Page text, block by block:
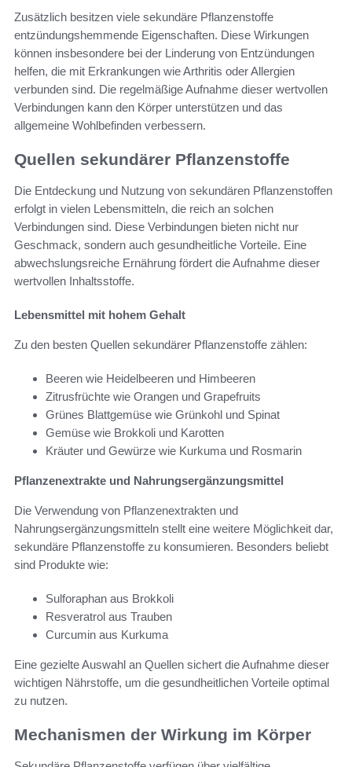
Zusätzlich besitzen viele sekundäre Pflanzenstoffe
entzündungshemmende Eigenschaften. Diese Wirkungen
können insbesondere bei der Linderung von Entzündungen
helfen, die mit Erkrankungen wie Arthritis oder Allergien
verbunden sind. Die regelmäßige Aufnahme dieser wertvollen
Verbindungen kann den Körper unterstützen und das
allgemeine Wohlbefinden verbessern.
Quellen sekundärer Pflanzenstoffe
Die Entdeckung und Nutzung von sekundären Pflanzenstoffen
erfolgt in vielen Lebensmitteln, die reich an solchen
Verbindungen sind. Diese Verbindungen bieten nicht nur
Geschmack, sondern auch gesundheitliche Vorteile. Eine
abwechslungsreiche Ernährung fördert die Aufnahme dieser
wertvollen Inhaltsstoffe.
Lebensmittel mit hohem Gehalt
Zu den besten Quellen sekundärer Pflanzenstoffe zählen:
Beeren wie Heidelbeeren und Himbeeren
Zitrusfrüchte wie Orangen und Grapefruits
Grünes Blattgemüse wie Grünkohl und Spinat
Gemüse wie Brokkoli und Karotten
Kräuter und Gewürze wie Kurkuma und Rosmarin
Pflanzenextrakte und Nahrungsergänzungsmittel
Die Verwendung von Pflanzenextrakten und
Nahrungsergänzungsmitteln stellt eine weitere Möglichkeit dar,
sekundäre Pflanzenstoffe zu konsumieren. Besonders beliebt
sind Produkte wie:
Sulforaphan aus Brokkoli
Resveratrol aus Trauben
Curcumin aus Kurkuma
Eine gezielte Auswahl an Quellen sichert die Aufnahme dieser
wichtigen Nährstoffe, um die gesundheitlichen Vorteile optimal
zu nutzen.
Mechanismen der Wirkung im Körper